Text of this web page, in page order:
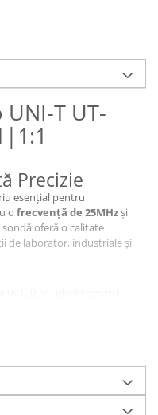
T UT-
Precizie
esențial pentru
o frecvență de 25MHzși
sondă oferă o calitate
de laborator, industriale și
rapidă și sigură.
sonda UT-H01 dispune de
- C:1X:85pF-115pF